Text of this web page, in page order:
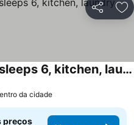
Partilhar
Spacious 2 BR, 3 beds, sleeps 6, kitchen, laundry
da cidade
preços